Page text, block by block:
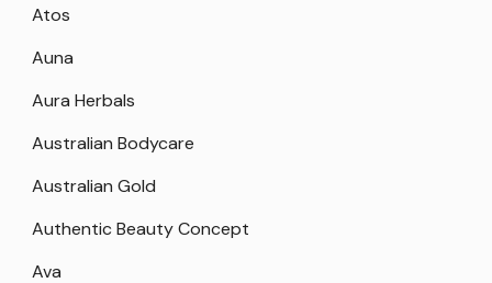
Atos
Auna
Aura Herbals
Australian Bodycare
Australian Gold
Authentic Beauty Concept
Ava